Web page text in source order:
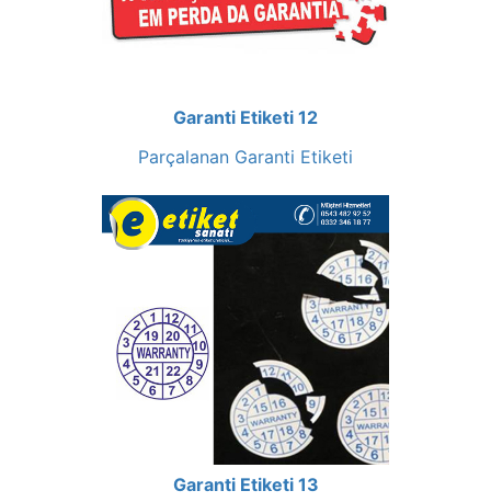
Garanti Etiketi 12
Parçalanan Garanti Etiketi
Garanti Etiketi 13